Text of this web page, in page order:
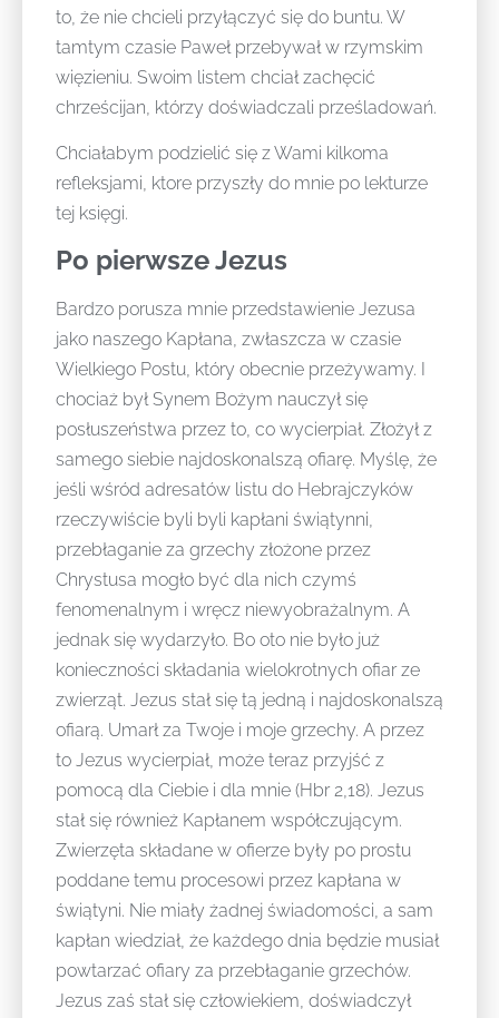
to, że nie chcieli przyłączyć się do buntu. W
tamtym czasie Paweł przebywał w rzymskim
więzieniu. Swoim listem chciał zachęcić
chrześcijan, którzy doświadczali prześladowań.
Chciałabym podzielić się z Wami kilkoma
refleksjami, ktore przyszły do mnie po lekturze
tej księgi.
Po pierwsze Jezus
Bardzo porusza mnie przedstawienie Jezusa
jako naszego Kapłana, zwłaszcza w czasie
Wielkiego Postu, który obecnie przeżywamy. I
chociaż był Synem Bożym nauczył się
posłuszeństwa przez to, co wycierpiał. Złożył z
samego siebie najdoskonalszą ofiarę. Myślę, że
jeśli wśród adresatów listu do Hebrajczyków
rzeczywiście byli byli kapłani świątynni,
przebłaganie za grzechy złożone przez
Chrystusa mogło być dla nich czymś
fenomenalnym i wręcz niewyobrażalnym. A
jednak się wydarzyło. Bo oto nie było już
konieczności składania wielokrotnych ofiar ze
zwierząt. Jezus stał się tą jedną i najdoskonalszą
ofiarą. Umarł za Twoje i moje grzechy. A przez
to Jezus wycierpiał, może teraz przyjść z
pomocą dla Ciebie i dla mnie (Hbr 2,18). Jezus
stał się również Kapłanem współczującym.
Zwierzęta składane w ofierze były po prostu
poddane temu procesowi przez kapłana w
świątyni. Nie miały żadnej świadomości, a sam
kapłan wiedział, że każdego dnia będzie musiał
powtarzać ofiary za przebłaganie grzechów.
Jezus zaś stał się człowiekiem, doświadczył